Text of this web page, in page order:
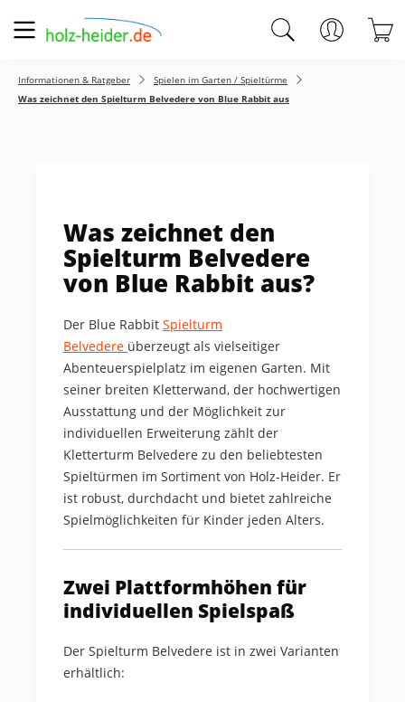
Zum Hauptinhalt springen
Informationen & Ratgeber
Spielen im Garten / Spieltürme
Was zeichnet den Spielturm Belvedere von Blue Rabbit aus
Was zeichnet den
Spielturm Belvedere
von Blue Rabbit aus?
Der Blue Rabbit Spielturm
Belvedere überzeugt als vielseitiger
Abenteuerspielplatz im eigenen Garten. Mit
seiner breiten Kletterwand, der hochwertigen
Ausstattung und der Möglichkeit zur
individuellen Erweiterung zählt der
Kletterturm Belvedere zu den beliebtesten
Spieltürmen im Sortiment von Holz-Heider. Er
ist robust, durchdacht und bietet zahlreiche
Spielmöglichkeiten für Kinder jeden Alters.
Zwei Plattformhöhen für
individuellen Spielspaß
Der Spielturm Belvedere ist in zwei Varianten
erhältlich: